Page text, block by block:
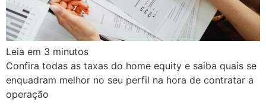
Leia em 3 minutos
Confira todas as taxas do home equity e saiba quais se
enquadram melhor no seu perfil na hora de contratar a
operação